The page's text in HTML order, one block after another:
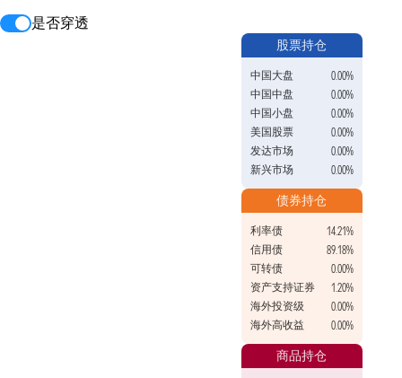
是否穿透
股票持仓
中国大盘
0.00%
中国中盘
0.00%
中国小盘
0.00%
美国股票
0.00%
发达市场
0.00%
新兴市场
0.00%
债券持仓
利率债
14.21%
信用债
89.18%
可转债
0.00%
资产支持证券
1.20%
海外投资级
0.00%
海外高收益
0.00%
商品持仓